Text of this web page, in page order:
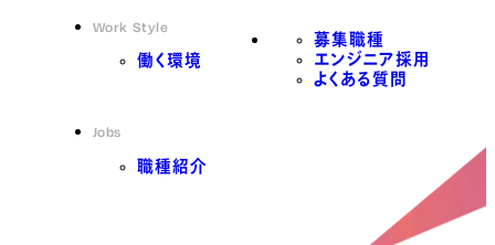
Work Style
働く環境
Jobs
職種紹介
募集職種
エンジニア採用
よくある質問